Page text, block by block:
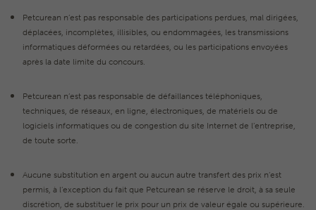
Petcurean n’est pas responsable des participations perdues, mal dirigées,
déplacées, incomplètes, illisibles, ou endommagées, les transmissions
informatiques déformées ou retardées, ou les participations envoyées
après la date limite du concours.
Petcurean n’est pas responsable de défaillances téléphoniques,
techniques, de réseaux, en ligne, électroniques, de matériels ou de
logiciels informatiques ou de congestion du site Internet de l’entreprise,
de toute sorte.
Aucune substitution en argent ou aucun autre transfert des prix n’est
permis, à l’exception du fait que Petcurean se réserve le droit, à sa seule
discrétion, de substituer le prix pour un prix de valeur égale ou supérieure.